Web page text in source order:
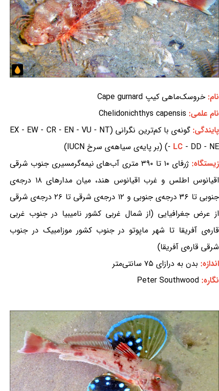
نام: خروسک‌ماهی کیپ Cape gurnard
نام علمی: Chelidonichthys capensis
پایندگی:
گونه‌ی با کم‌ترین نگرانی (EX - EW - CR - EN - VU - NT
- LC - DD - NE) (بر پایه‌ی سیاهه‌ی سرخ IUCN)
زیستگاه:
ژرفای ۱۰ تا ۳۹۰ متری آب‌های نیمه‌گرمسیری جنوب شرقی
اقیانوس اطلس و غرب اقیانوس هند، میان مدارهای ۱۸ درجه‌ی
جنوبی تا ۳۶ درجه‌ی جنوبی و ۱۲ درجه‌ی شرقی تا ۲۶ درجه‌ی شرقی
از عرض جغرافیایی (از شمال غربی کشور نامیبیا در جنوب غربی
قاره‌ی آفریقا تا شهر ماپوتو در جنوب کشور موزامبیک در جنوب
شرقی قاره‌ی آفریقا)
اندازه: بدن به درازای ۷۵ سانتی‌متر
نگاره: Peter Southwood